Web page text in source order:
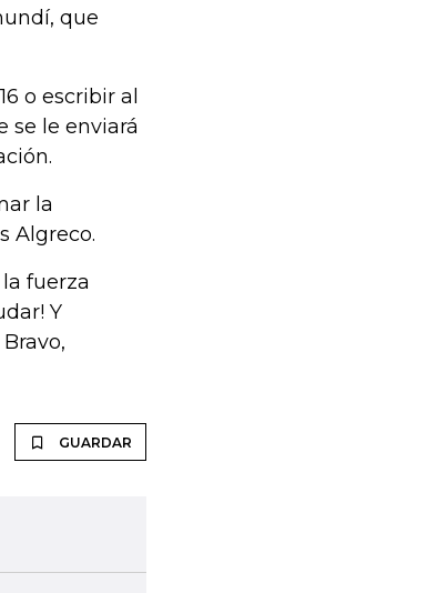
que
o escribir al
se le enviará
la
Algreco.
fuerza
Y
GUARDAR